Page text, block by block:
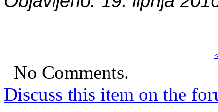
No Comments.
Discuss this item on the